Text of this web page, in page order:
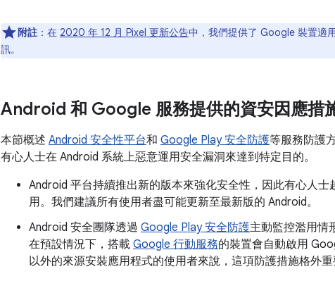
附註 ：在 2020 年 12 月 Pixel 更新公告中，我們提供了 Google 裝置適
訊。
Android 和 Google 服務提供的資安因應措
本節概述 Android 安全性平台和 Google Play 安全防護等服務防護
有心人士在 Android 系統上惡意運用安全漏洞來達到特定目的。
Android 平台持續推出新的版本來強化安全性，因此有心人
用。我們建議所有使用者盡可能更新至最新版的 Android。
Android 安全團隊透過 Google Play 安全防護主動監控濫用情
在預設情況下，搭載 Google 行動服務的裝置會自動啟用
以外的來源安裝應用程式的使用者來說，這項防護措施格外重